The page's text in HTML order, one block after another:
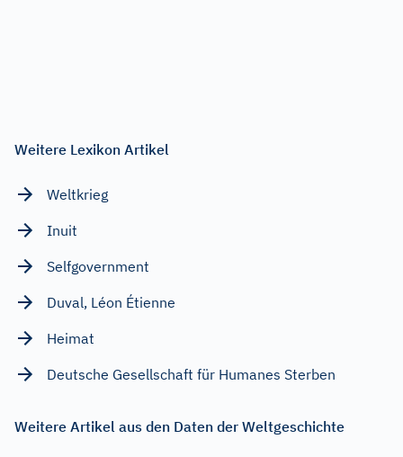
Weitere Lexikon Artikel
Weltkrieg
Inuit
Selfgovernment
Duval, Léon Étienne
Heimat
Deutsche Gesellschaft für Humanes Sterben
Weitere Artikel aus den Daten der Weltgeschichte